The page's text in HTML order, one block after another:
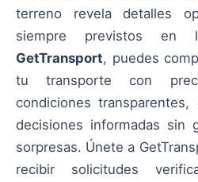
terreno revela detalles
siempre previstos en
GetTransport, puedes
tu transporte con
condiciones
decisiones informadas sin
sorpresas. Únete a
recibir solicitudes